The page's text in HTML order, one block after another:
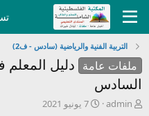
التربية الفنية والرياضية (سادس - ف2)
ملفات عامة دليل
السادس
بadmin
ت7 يونيو 2021